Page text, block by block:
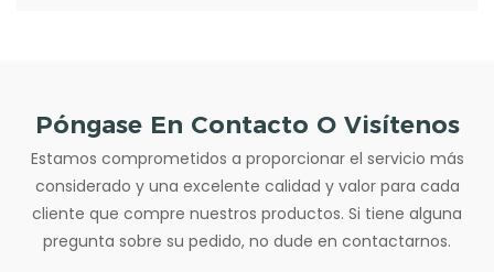
Póngase En Contacto O Visítenos
Estamos comprometidos a proporcionar el servicio más
considerado y una excelente calidad y valor para cada
cliente que compre nuestros productos. Si tiene alguna
pregunta sobre su pedido, no dude en contactarnos.